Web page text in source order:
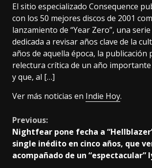
El sitio especializado Consequence
con los 50 mejores discos de 2001
lanzamiento de “Year Zero”, una
dedicada a revisar años clave de la
años de aquella época, la publicación
relectura crítica de un año
y que, al […]
Ver más noticias en Indie Hoy.
Continue
Reading
Previous:
Nightfear pone fecha a
single inédito en cinco años, que
acompañado de un “espectacular”